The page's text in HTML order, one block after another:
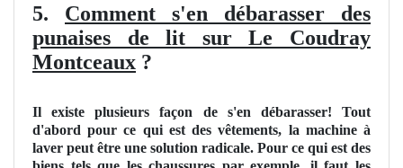
5. Comment s'en débarasser des
punaises de lit sur Le Coudray
Montceaux ?
Il existe plusieurs façon de s'en débarasser! Tout
d'abord pour ce qui est des vêtements, la machine à
laver peut être une solution radicale. Pour ce qui est des